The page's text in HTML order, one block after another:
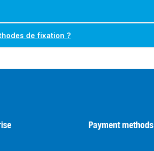
de fixation ?
Payment methods